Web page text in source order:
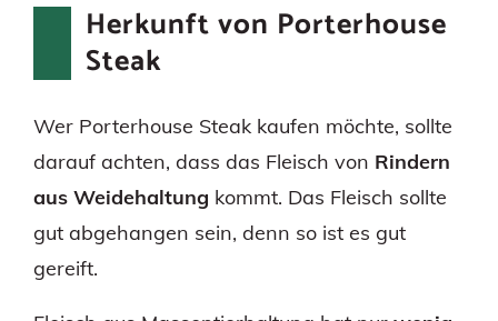
Herkunft von Porterhouse
Steak
Wer Porterhouse Steak kaufen möchte, sollte
darauf achten, dass das Fleisch von Rindern
aus Weidehaltung kommt. Das Fleisch sollte
gut abgehangen sein, denn so ist es gut
gereift.